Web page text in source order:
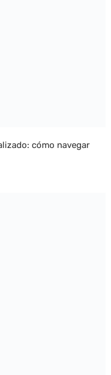
cómo navegar